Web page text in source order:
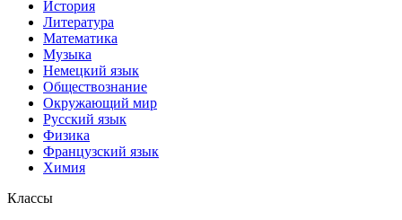
История
Литература
Математика
Музыка
Немецкий язык
Обществознание
Окружающий мир
Русский язык
Физика
Французский язык
Химия
Классы